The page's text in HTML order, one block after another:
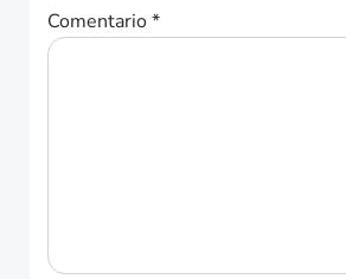
Comentario*